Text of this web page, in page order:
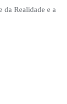
da Realidade e a